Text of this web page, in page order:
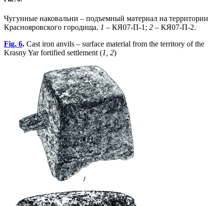
Чугунные наковальни – подъемный материал на территории
Краснояровского городища. 1 – КЯ07-П-1; 2 – КЯ07-П-2.
Fig. 6. Cast iron anvils – surface material from the territory of the
Krasny Yar fortified settlement (1, 2)